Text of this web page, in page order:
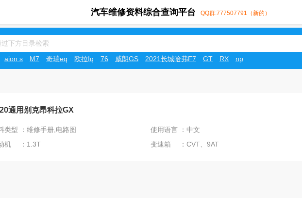
汽车维修资料综合查询平台 QQ群:777507791（新的）
aion s M7 奇瑞eq 欧拉Iq 76 威朗GS 2021长城哈弗F7 GT RX np
通用别克昂科拉GX
类型 ：维修手册,电路图 使用语言 ：中文
机 ：1.3T
变速箱 ：CVT、9AT